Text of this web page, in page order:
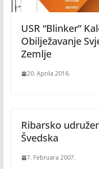
USR “Blinker”
Obilježavanje
Zemlje
20. Aprila 2016.
Ribarsko
Švedska
7. Februara 2007.